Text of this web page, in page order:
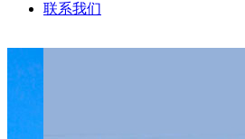
联系我们